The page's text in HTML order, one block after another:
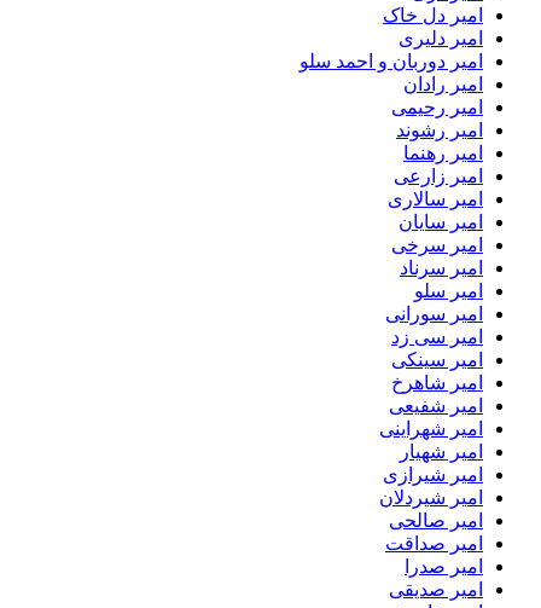
امیر دل خاک
امیر دلیری
امیر دوربان و احمد سلو
امیر رادان
امیر رحیمی
امیر رشوند
امیر رهنما
امیر زارعی
امیر سالاری
امیر سایان
امیر سرخی
امیر سرناد
امیر سلو
امیر سورانی
امیر سی زد
امیر سینکی
امیر شاهرخ
امیر شفیعی
امیر شهراینی
امیر شهیار
امیر شیرازی
امیر شیردلان
امیر صالحی
امیر صداقت
امیر صدرا
امیر صدیقی